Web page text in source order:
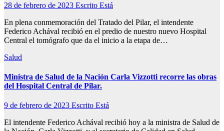
28 de febrero de 2023 Escrito Está
En plena conmemoración del Tratado del Pilar, el intendente
Federico Achával recibió en el predio de nuestro nuevo Hospital
Central el tomógrafo que da el inicio a la etapa de…
Salud
Ministra de Salud de la Nación Carla Vizzotti recorre las obras
del Hospital Central de Pilar.
9 de febrero de 2023 Escrito Está
El intendente Federico Achával recibió hoy a la ministra de Salud de